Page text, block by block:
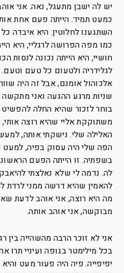
יש לה ישבן מתעגל, נאה. אני
כמעט תמיד. הייתה פעם אחת
השתגענו לחלוטין. היא איבדה
כמו מפה הפרושה לרגליי, היא
חושיי, היא הייתה נכונה לנסות
לגלידריה ולטעום כל טעם וטעם.
אלכוהול אומנם, אבל זה היה
שניות מרגע ההגעה ואני מתקשה
בוחר לזכור שהיא החלה
משתוקקת אליי שהיא רוצה
האלילה שלי. נישקתי אותה,
הפה שלי היה עסוק בפיה,
בשפתיה. זו הייתה הפעם
לה. נדמה לי שלא נאלצתי
להאמין שהיא דרשה ממני לרדת
מה היא רוצה, אני אוהב לדעת
מבוקשה, אני אוהב אותה.
אני לא זוכר הרבה מהשהייה בין
בכל מילימטר בגופה ועיניי תרו
יפיפייה. פיה היה פעור מעט